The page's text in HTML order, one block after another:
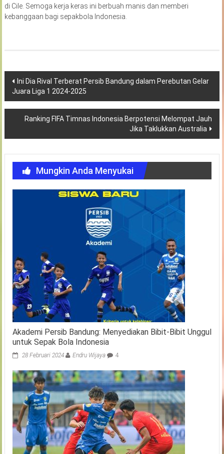
di Cile. Semoga kerja keras ini berbuah manis dan memberi
kebanggaan bagi sepakbola Indonesia.
Navigasi
pos
Ini Dia Rival Terberat Persib Bandung dalam Perebutan Gelar
Juara Liga 1 2024-2025
Ranking FIFA Timnas Indonesia Berpotensi Melompat Jauh
Jika Taklukkan Australia
Mungkin Anda Menyukai
Akademi Persib Bandung: Menyediakan Bibit-Bibit Unggul
untuk Sepak Bola Indonesia
28 Februari 2024 Endru Wijaya 4